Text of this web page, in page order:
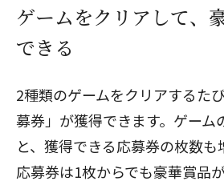
ゲームをクリアして、
できる
2種類のゲームをクリアするた
募券」が獲得できます。ゲーム
と、獲得できる応募券の枚数も
応募券は1枚からでも豪華賞品